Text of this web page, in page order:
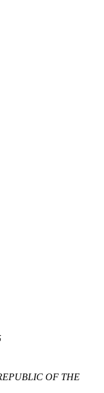
OF THE